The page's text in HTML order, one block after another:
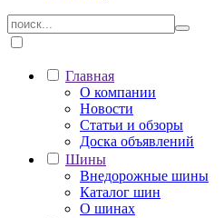
Главная
О компании
Новости
Статьи и обзоры
Доска объявлений
Шины
Внедорожные шины
Каталог шин
О шинах